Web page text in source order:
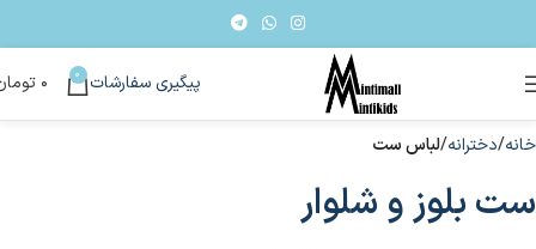
پیگیری سفارشات 0 ۰
خانه دخترانه لباس ست
ست بلوز و شلوار